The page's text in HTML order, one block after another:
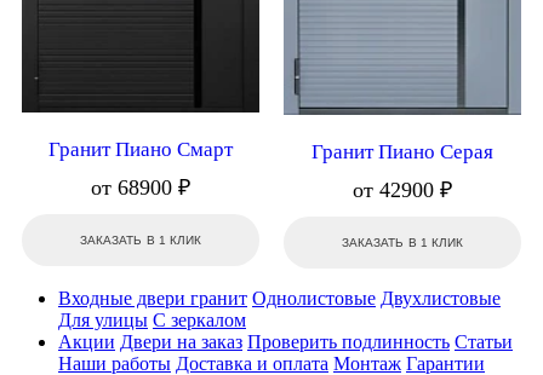
Гранит Пиано Смарт
от 68900 ₽
ЗАКАЗАТЬ В 1 КЛИК
Гранит Пиано Серая
от 42900 ₽
ЗАКАЗАТЬ В 1 КЛИК
Входные двери гранит Однолистовые Двухлистовые
Для улицы С зеркалом
Акции Двери на заказ Проверить подлинность Статьи
Наши работы Доставка и оплата Монтаж Гарантии